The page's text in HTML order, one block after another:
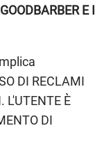
E I
DI RECLAMI
L'UTENTE È
DI